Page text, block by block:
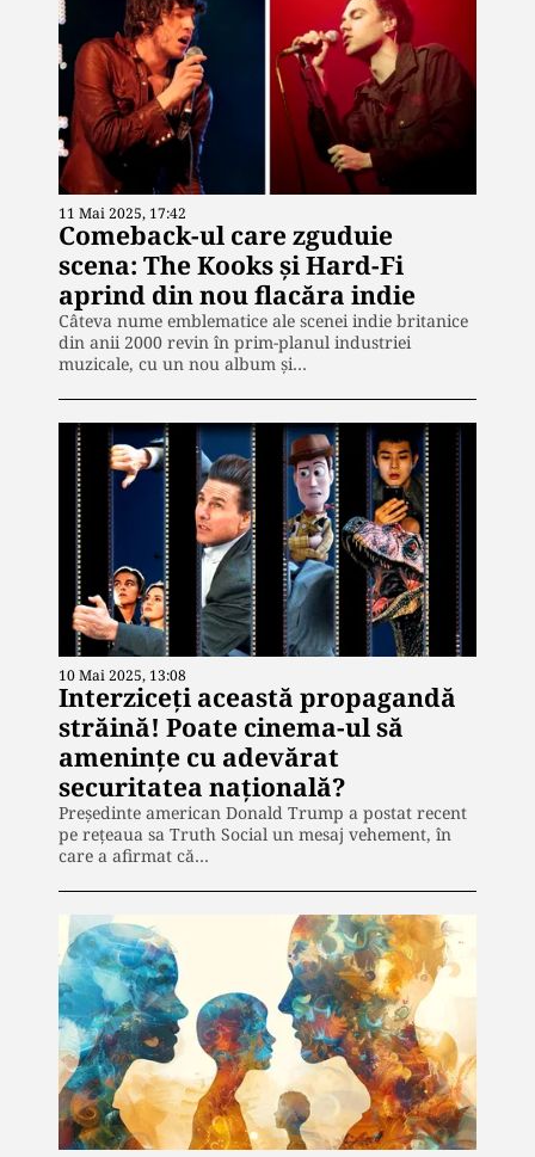
11 Mai 2025, 17:42
Comeback-ul care zguduie
scena: The Kooks și Hard-Fi
aprind din nou flacăra indie
Câteva nume emblematice ale scenei indie britanice
din anii 2000 revin în prim-planul industriei
muzicale, cu un nou album și…
10 Mai 2025, 13:08
Interziceți această propagandă
străină! Poate cinema-ul să
amenințe cu adevărat
securitatea națională?
Președinte american Donald Trump a postat recent
pe rețeaua sa Truth Social un mesaj vehement, în
care a afirmat că…